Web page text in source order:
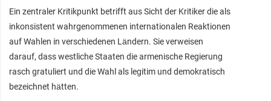
Ein zentraler Kritikpunkt betrifft aus Sicht der Kritiker die als
inkonsistent wahrgenommenen internationalen Reaktionen
auf Wahlen in verschiedenen Ländern. Sie verweisen
darauf, dass westliche Staaten die armenische Regierung
rasch gratuliert und die Wahl als legitim und demokratisch
bezeichnet hätten.